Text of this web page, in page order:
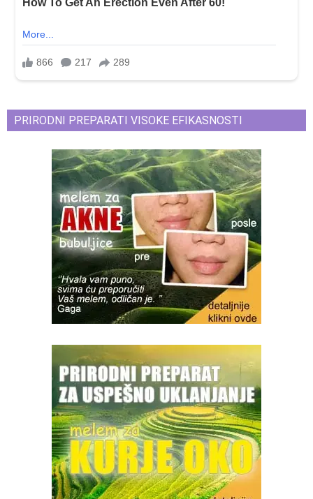
PRIRODNI PREPARATI VISOKE EFIKASNOSTI